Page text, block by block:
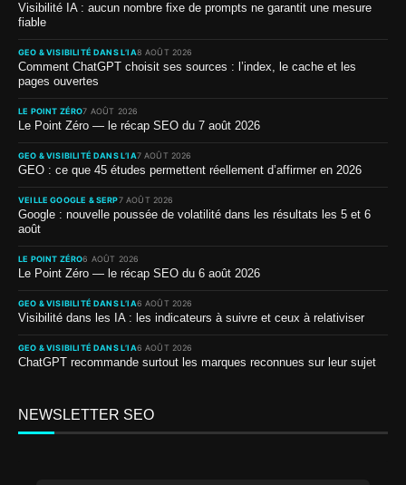
Visibilité IA : aucun nombre fixe de prompts ne garantit une mesure
fiable
GEO & VISIBILITÉ DANS L’IA8 AOÛT 2026
Comment ChatGPT choisit ses sources : l’index, le cache et les
pages ouvertes
LE POINT ZÉRO7 AOÛT 2026
Le Point Zéro — le récap SEO du 7 août 2026
GEO & VISIBILITÉ DANS L’IA7 AOÛT 2026
GEO : ce que 45 études permettent réellement d’affirmer en 2026
VEILLE GOOGLE & SERP7 AOÛT 2026
Google : nouvelle poussée de volatilité dans les résultats les 5 et 6
août
LE POINT ZÉRO6 AOÛT 2026
Le Point Zéro — le récap SEO du 6 août 2026
GEO & VISIBILITÉ DANS L’IA6 AOÛT 2026
Visibilité dans les IA : les indicateurs à suivre et ceux à relativiser
GEO & VISIBILITÉ DANS L’IA6 AOÛT 2026
ChatGPT recommande surtout les marques reconnues sur leur sujet
NEWSLETTER SEO